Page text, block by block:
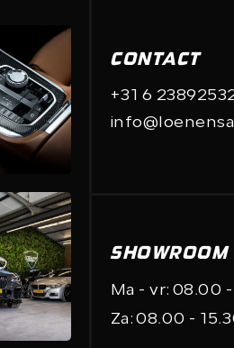
CONTACT
+31 6
SHOWROOM
Ma - vr: 08.00 -
Za: 08.00 -